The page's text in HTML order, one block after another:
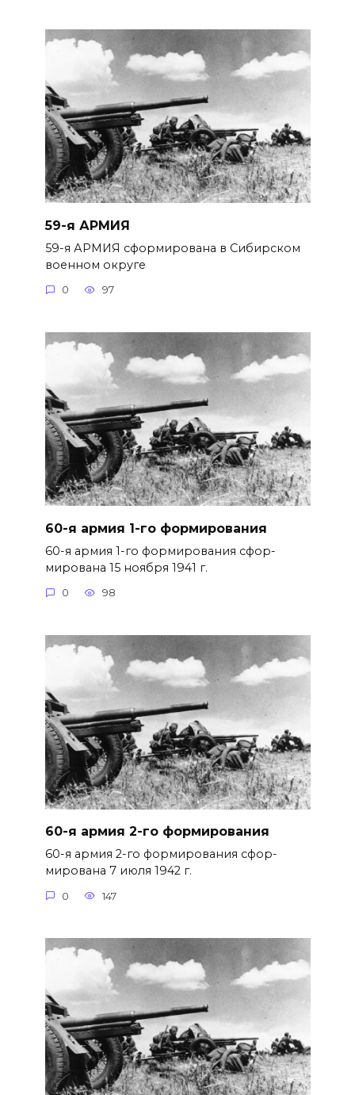
59-я АРМИЯ
59-я АРМИЯ сформирована в Сибир­ском
военном округе
0 97
60-я армия 1-го формирования
60-я армия 1-го формирования сфор­
мирована 15 ноября 1941 г.
0 98
60-я армия 2-го формирования
60-я армия 2-го формирования сфор­
мирована 7 июля 1942 г.
0 147